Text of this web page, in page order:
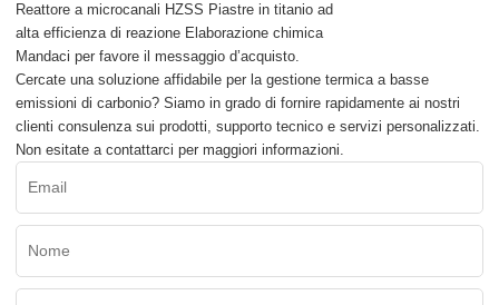
Reattore a microcanali HZSS Piastre in titanio ad
alta efficienza di reazione Elaborazione chimica
Mandaci per favore il messaggio d’acquisto.
Cercate una soluzione affidabile per la gestione termica a basse
emissioni di carbonio? Siamo in grado di fornire rapidamente ai nostri
clienti consulenza sui prodotti, supporto tecnico e servizi personalizzati.
Non esitate a contattarci per maggiori informazioni.